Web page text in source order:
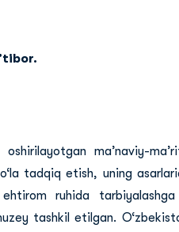
ma’naviy-
tadqiq etish, uning
ruhida
tashkil etilgan.